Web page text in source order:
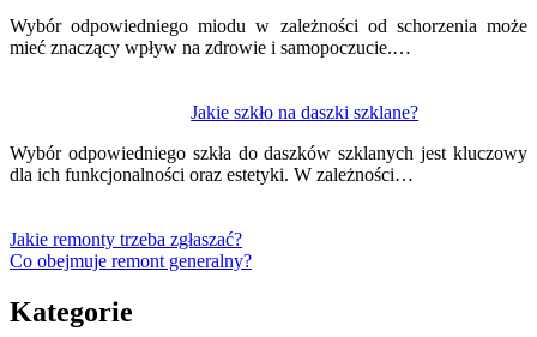
Wybór odpowiedniego miodu w zależności od schorzenia może
mieć znaczący wpływ na zdrowie i samopoczucie.…
Jakie szkło na daszki szklane?
Wybór odpowiedniego szkła do daszków szklanych jest kluczowy
dla ich funkcjonalności oraz estetyki. W zależności…
Jakie remonty trzeba zgłaszać?
Co obejmuje remont generalny?
Kategorie